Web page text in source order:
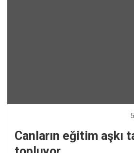
Canların eğitim aşkı